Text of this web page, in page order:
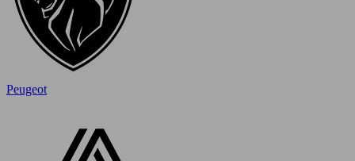
Peugeot